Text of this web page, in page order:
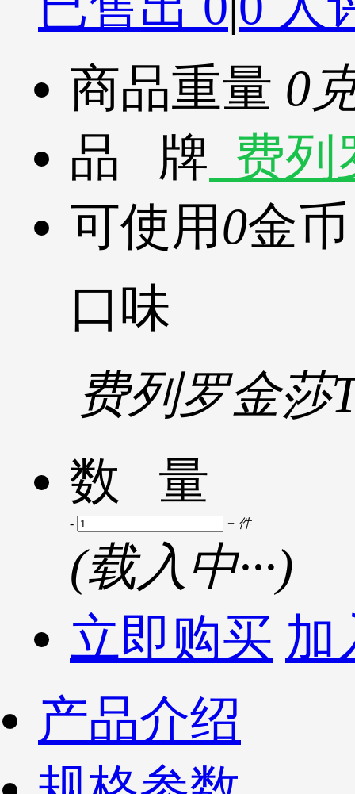
商品重量 0
品 牌 费列
可使用0金币
口味
费列罗金莎
数 量
- + 件
(载入中···)
立即购买 加
产品介绍